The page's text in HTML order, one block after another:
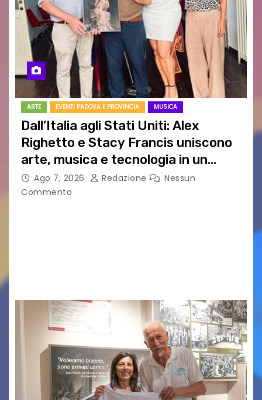
ARTE EVENTI PADOVA E PROVINCIA MUSICA
Dall’Italia agli Stati Uniti: Alex
Righetto e Stacy Francis uniscono
arte, musica e tecnologia in un
nuovo progetto internazionale”
Ago 7, 2026 Redazione
Nessun
Commento